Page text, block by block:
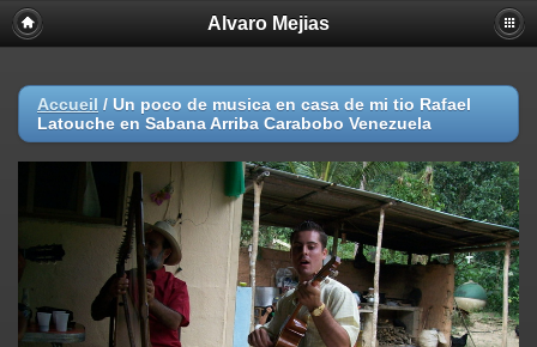
Alvaro Mejias
Accueil / Un poco de musica en casa de mi tio Rafael
Latouche en Sabana Arriba Carabobo Venezuela